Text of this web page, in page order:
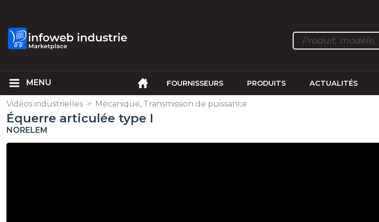
FOURNISSEURS PRODUITS ACTUALITÉS
Vidéos industrielles > Mécanique, Transmission de puissance
Équerre articulée type I
NORELEM